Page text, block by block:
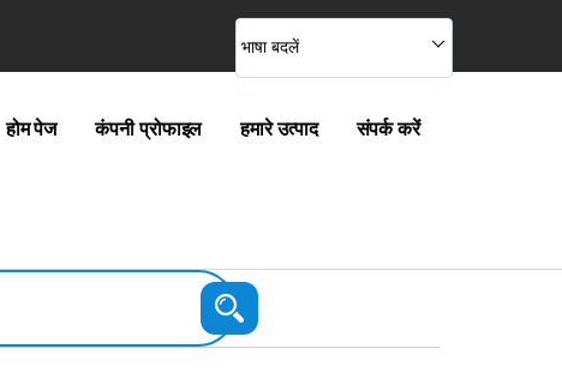
भाषा बदलें
होम पेज कंपनी प्रोफाइल हमारे उत्पाद संपर्क करें